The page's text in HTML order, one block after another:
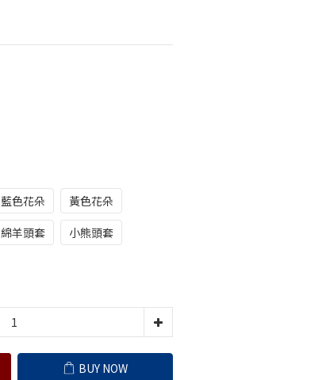
藍色花朵
黃色花朵
綿羊頭套
小熊頭套
BUY NOW